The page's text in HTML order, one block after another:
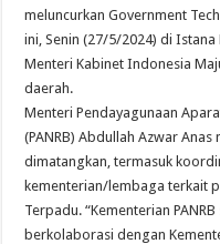
meluncurkan Government
ini, Senin (27/5/2024) di
Menteri Kabinet Indonesia
daerah.
Menteri Pendayagunaan
(PANRB) Abdullah Azwar
dimatangkan, termasuk
kementerian/lembaga terkait
Terpadu. “Kementerian
berkolaborasi dengan